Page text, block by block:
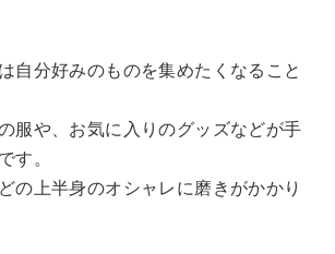
自分好みのものを集めたくなること
服や、お気に入りのグッズなどが手
す。
の上半身のオシャレに磨きがかかり